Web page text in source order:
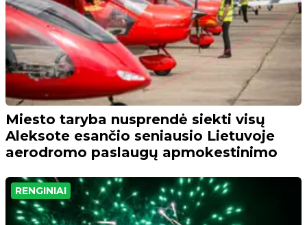
Miesto taryba nusprendė siekti visų
Aleksote esančio seniausio Lietuvoje
aerodromo paslaugų apmokestinimo
RENGINIAI